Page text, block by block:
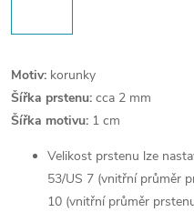
Motiv: korunky
Šířka prstenu: cca 2 mm
Šířka motivu: 1 cm
Velikost prstenu lze
53/US 7 (vnitřní průměr
10 (vnitřní průměr